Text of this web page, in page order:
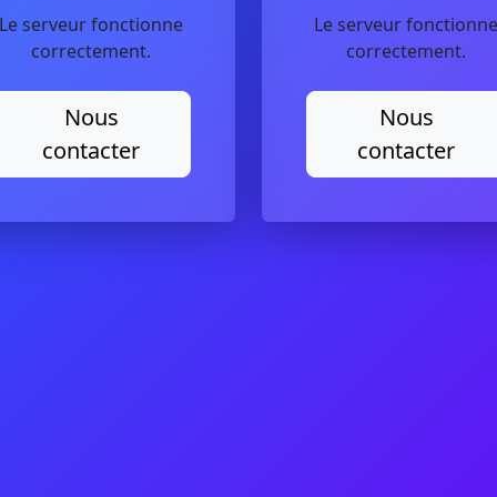
Le serveur fonctionne
correctement.
Nous
contacter
Le serveur fonctionne
correctement.
Nous
contacter